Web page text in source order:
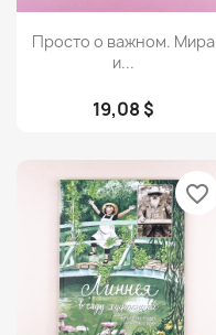
 Просмотр
Просто о важном. Мира
и...
19,08 $
favorite_border